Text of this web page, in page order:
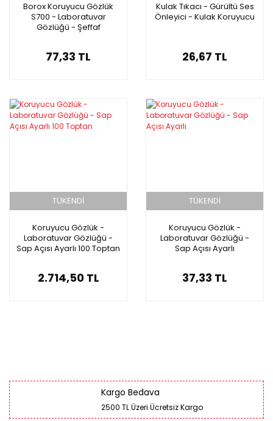
Borox Koruyucu Gözlük
S700 - Laboratuvar
Gözlüğü - Şeffaf
77,33 TL
Kulak Tıkacı - Gürültü Ses
Önleyici - Kulak Koruyucu
26,67 TL
TÜKENDİ
Koruyucu Gözlük -
Laboratuvar Gözlüğü -
Sap Açısı Ayarlı 100 Toptan
2.714,50 TL
TÜKENDİ
Koruyucu Gözlük -
Laboratuvar Gözlüğü -
Sap Açısı Ayarlı
37,33 TL
Kargo Bedava
2500 TL Üzeri Ücretsiz Kargo